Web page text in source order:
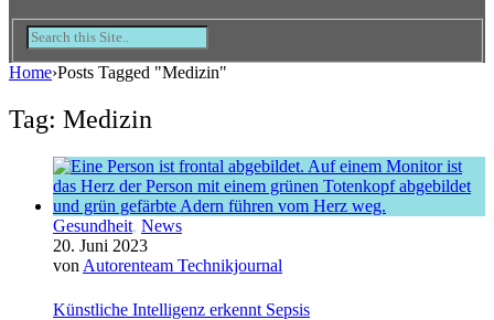
Home›Posts Tagged "Medizin"
Tag: Medizin
Gesundheit, News
20. Juni 2023
von Autorenteam Technikjournal
Künstliche Intelligenz erkennt Sepsis